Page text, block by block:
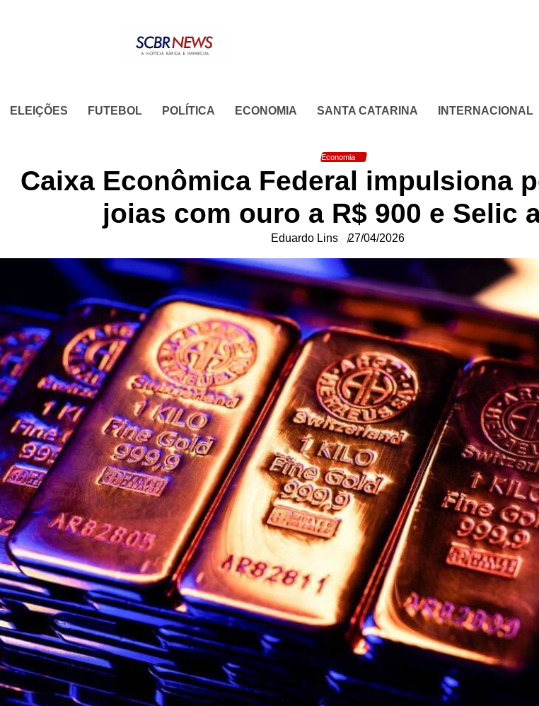
ELEIÇÕES FUTEBOL POLÍTICA ECONOMIA SANTA CATARINA INTERNACIONAL
Economia
Caixa Econômica Federal impulsiona
joias com ouro a R$ 900 e Selic
Eduardo Lins 27/04/2026